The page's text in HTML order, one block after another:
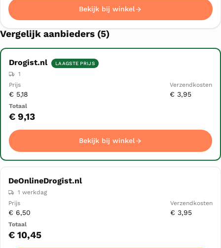
Bekijk bij winkel
Vergelijk aanbieders (5)
Winkel Prijs
Verzendkosten
Drogist.nl LAAGSTE PRIJS
1
€ 5,18 € 3,95
€ 9,13
Bekijk bij winkel
DeOnlineDrogist.nl
1 werkdag
€ 6,50 € 3,95
€ 10,45